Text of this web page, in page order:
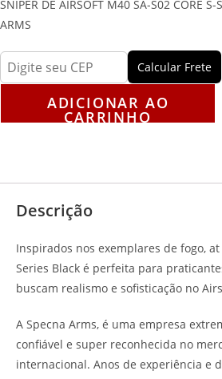
SNIPER DE AIRSOFT M40 SA-S02 CORE S-
ARMS
Calcular Frete
ADICIONAR AO
CARRINHO
Descrição
Inspirados nos exemplares de fogo, at
Series Black é perfeita para
buscam realismo e sofisticação no
A Specna Arms, é uma empresa
confiável e super reconhecida no
internacional. Anos de experiência e